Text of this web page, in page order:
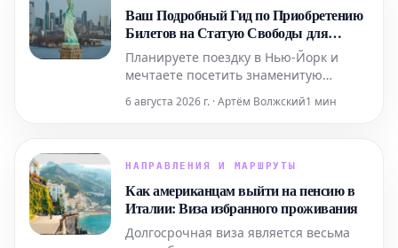
Ваш Подробный Гид по Приобретению
Билетов на Статую Свободы для
Поездки в Нью-Йорк
Планируете поездку в Нью-Йорк и
мечтаете посетить знаменитую
содержит всю необходимую
максимально эффективно
всемирно известной
достопримечательности. Узнайте, как
забронир
6 августа 2026 г. · Артём Волжский1 мин
НАПРАВЛЕНИЯ И МАРШРУТЫ
Как американцам выйти на пенсию в
Италии: Виза избранного проживания
Долгосрочная виза является весьма